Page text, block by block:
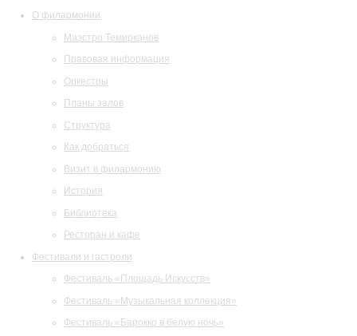
О филармонии
Маэстро Темирканов
Правовая информация
Оркестры
Планы залов
Структура
Как добраться
Визит в филармонию
История
Библиотека
Ресторан и кафе
Фестивали и гастроли
Фестиваль «Площадь Искусств»
Фестиваль «Музыкальная коллекция»
Фестиваль «Барокко в белую ночь»